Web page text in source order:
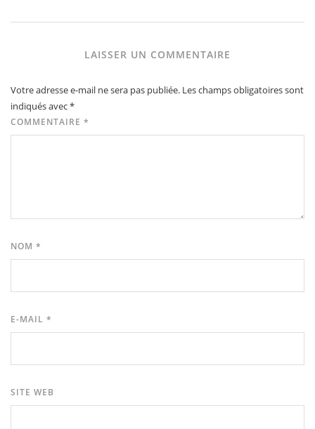
LAISSER UN COMMENTAIRE
Votre adresse e-mail ne sera pas publiée. Les champs obligatoires sont
indiqués avec*
COMMENTAIRE *
NOM *
E-MAIL *
SITE WEB